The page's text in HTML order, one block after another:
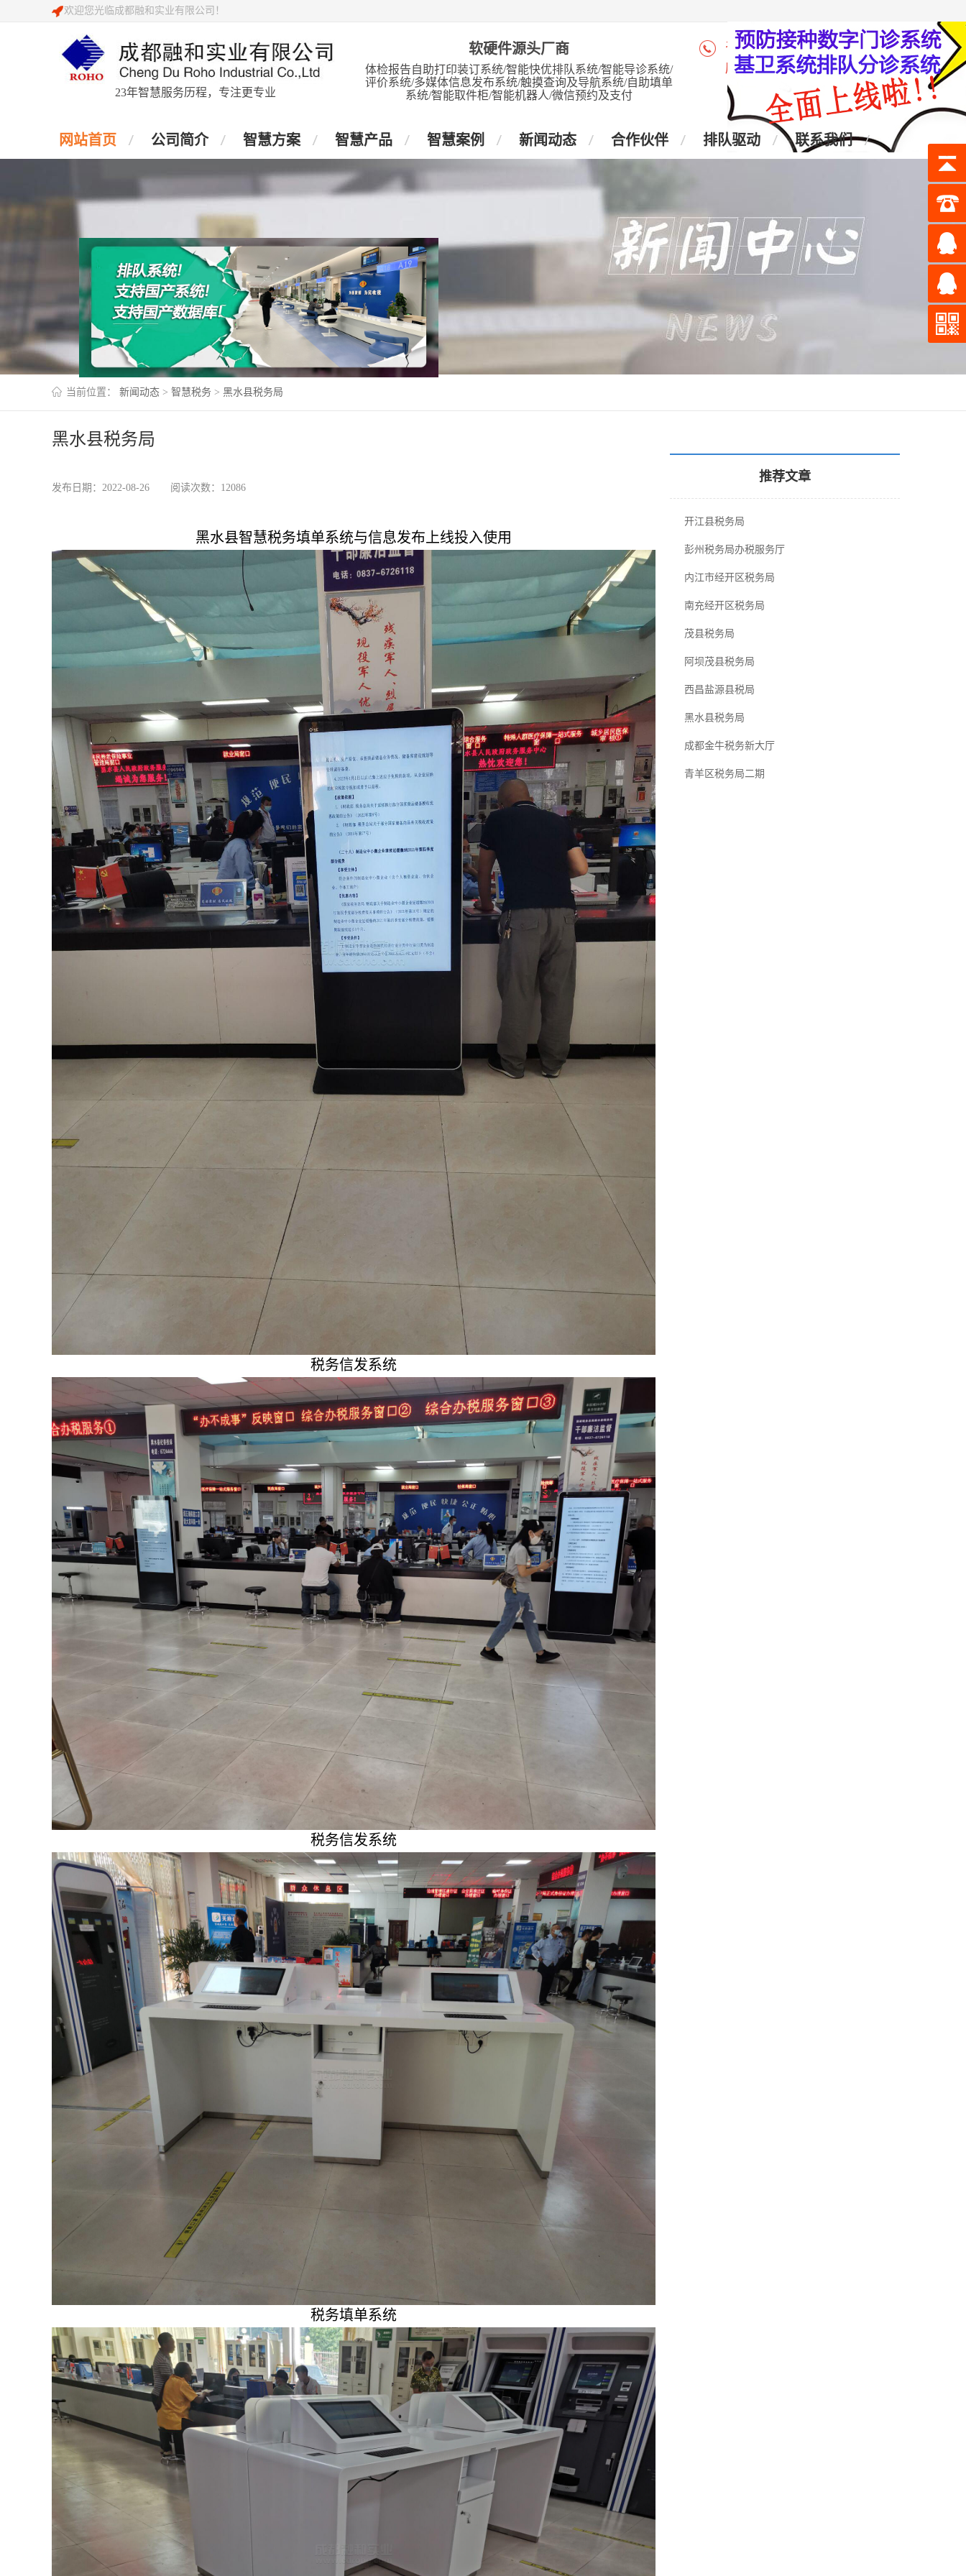
欢迎您光临成都融和实业有限公司！
23年智慧服务历程，专注更专业
软硬件源头厂商
体检报告自助打印装订系统/智能快优排队系统/智能导诊系统/
评价系统/多媒体信息发布系统/触摸查询及导航系统/自助填单
系统/智能取件柜/智能机器人/微信预约及支付
咨询热线：4006-028-965
座 机：028-87438905
网站首页 公司简介 智慧方案 智慧产品 智慧案例 新闻动态 合作伙伴 排队驱动 联系我们
当前位置： 新闻动态 > 智慧税务 > 黑水县税务局
黑水县税务局
发布日期：2022-08-26 阅读次数：12086
黑水县智慧税务填单系统与信息发布上线投入使用
税务信发系统
税务信发系统
税务填单系统
推荐文章
开江县税务局
彭州税务局办税服务厅
内江市经开区税务局
南充经开区税务局
茂县税务局
阿坝茂县税务局
西昌盐源县税局
黑水县税务局
成都金牛税务新大厅
青羊区税务局二期